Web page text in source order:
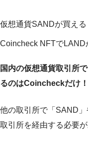
仮想通貨SANDが買える
Coincheck NFTでLAND
国内の仮想通貨取引所
るのはCoincheckだけ！
他の取引所で「SAND
取引所を経由する必要が